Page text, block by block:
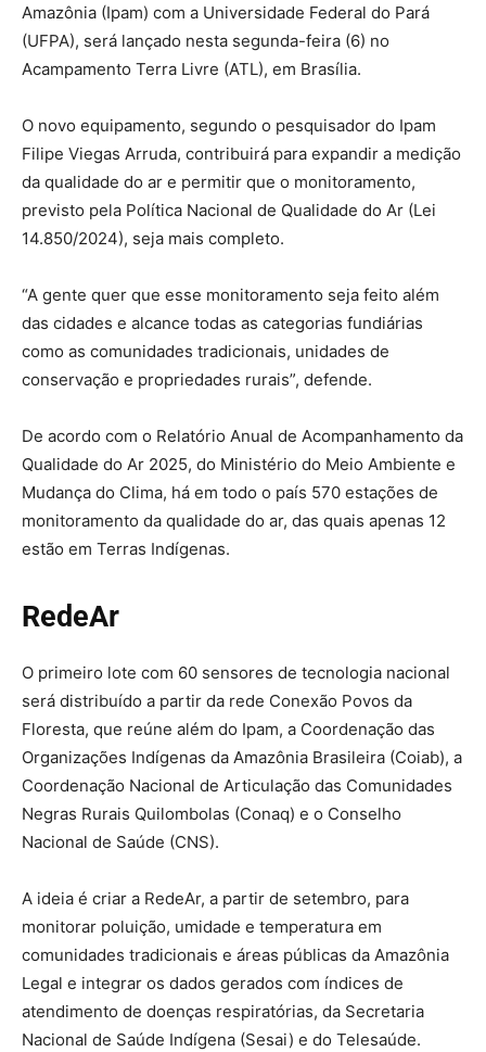
Amazônia (Ipam) com a Universidade Federal do Pará
(UFPA), será lançado nesta segunda-feira (6) no
Acampamento Terra Livre (ATL), em Brasília.
O novo equipamento, segundo o pesquisador do Ipam
Filipe Viegas Arruda, contribuirá para expandir a medição
da qualidade do ar e permitir que o monitoramento,
previsto pela Política Nacional de Qualidade do Ar (Lei
14.850/2024), seja mais completo.
“A gente quer que esse monitoramento seja feito além
das cidades e alcance todas as categorias fundiárias
como as comunidades tradicionais, unidades de
conservação e propriedades rurais”, defende.
De acordo com o Relatório Anual de Acompanhamento da
Qualidade do Ar 2025, do Ministério do Meio Ambiente e
Mudança do Clima, há em todo o país 570 estações de
monitoramento da qualidade do ar, das quais apenas 12
estão em Terras Indígenas.
RedeAr
O primeiro lote com 60 sensores de tecnologia nacional
será distribuído a partir da rede Conexão Povos da
Floresta, que reúne além do Ipam, a Coordenação das
Organizações Indígenas da Amazônia Brasileira (Coiab), a
Coordenação Nacional de Articulação das Comunidades
Negras Rurais Quilombolas (Conaq) e o Conselho
Nacional de Saúde (CNS).
A ideia é criar a RedeAr, a partir de setembro, para
monitorar poluição, umidade e temperatura em
comunidades tradicionais e áreas públicas da Amazônia
Legal e integrar os dados gerados com índices de
atendimento de doenças respiratórias, da Secretaria
Nacional de Saúde Indígena (Sesai) e do Telesaúde.